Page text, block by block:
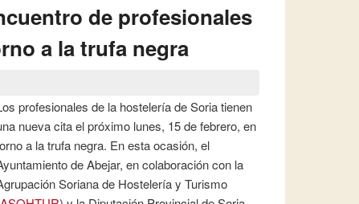
de profesionales
a la trufa negra
profesionales de la hostelería de Soria tienen
nueva cita el próximo lunes, 15 de febrero, en
a la trufa negra. En esta ocasión, el
de Abejar, en colaboración con la
Soriana de Hostelería y Turismo